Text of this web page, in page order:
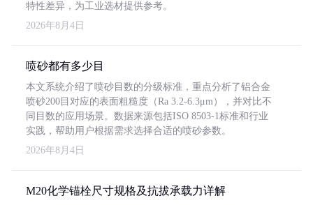
特性差异，为工业选材提供参考。
2026年8月4日
喷砂都有多少目
本文系统介绍了喷砂目数的分级标准，重点分析了铝合金
喷砂200目对应的表面粗糙度（Ra 3.2-6.3μm），并对比不
同目数的应用场景。数据来源包括ISO 8503-1标准和行业
实践，帮助用户根据需求选择合适的喷砂参数。
2026年8月4日
M20化学锚栓尺寸规格及抗拔承载力详解